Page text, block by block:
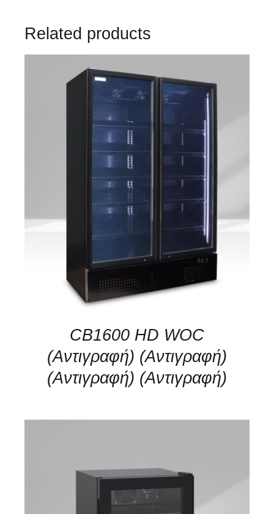
Related products
DETAILS
CB1600 HD WOC
(Αντιγραφή) (Αντιγραφή)
(Αντιγραφή) (Αντιγραφή)